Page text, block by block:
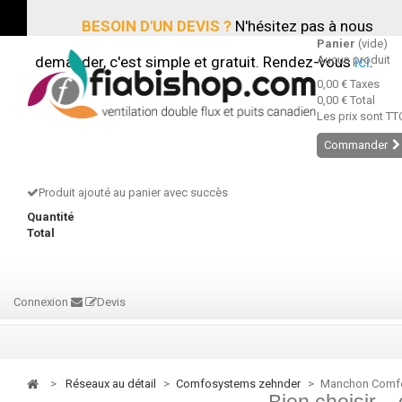
BESOIN D'UN DEVIS ?N'hésitez pas à nous
demander, c'est simple et gratuit. Rendez-vousici.
Panier (vide)
Aucun produit
0,00 € Taxes
0,00 € Total
Les prix sont
Commander
Produit ajouté au panier avec succès
Quantité
Total
Connexion Devis
> réseaux au détail > comfosystems zehnder > Manchon